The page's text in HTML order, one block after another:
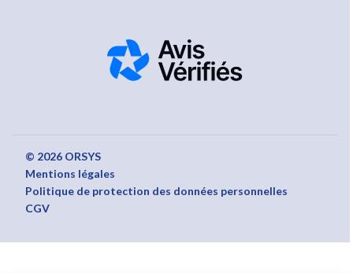
© 2026 ORSYS
Mentions légales
Politique de protection des données personnelles
CGV